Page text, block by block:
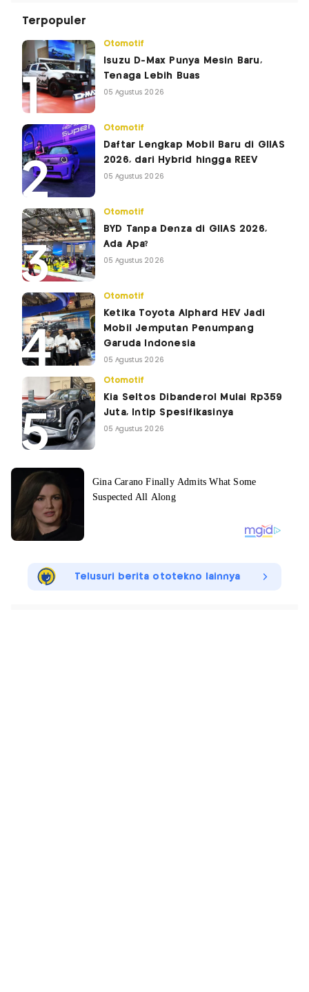
Terpopuler
Otomotif
Isuzu D-Max Punya Mesin Baru,
Tenaga Lebih Buas
05 Agustus 2026
Otomotif
Daftar Lengkap Mobil Baru di GIIAS
2026, dari Hybrid hingga REEV
05 Agustus 2026
Otomotif
BYD Tanpa Denza di GIIAS 2026,
Ada Apa?
05 Agustus 2026
Otomotif
Ketika Toyota Alphard HEV Jadi
Mobil Jemputan Penumpang
Garuda Indonesia
05 Agustus 2026
Otomotif
Kia Seltos Dibanderol Mulai Rp359
Juta, Intip Spesifikasinya
05 Agustus 2026
Telusuri berita ototekno lainnya